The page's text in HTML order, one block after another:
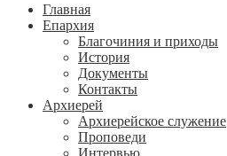
Главная
Епархия
Благочиния и приходы
История
Документы
Контакты
Архиерей
Архиерейское служение
Проповеди
Интервью